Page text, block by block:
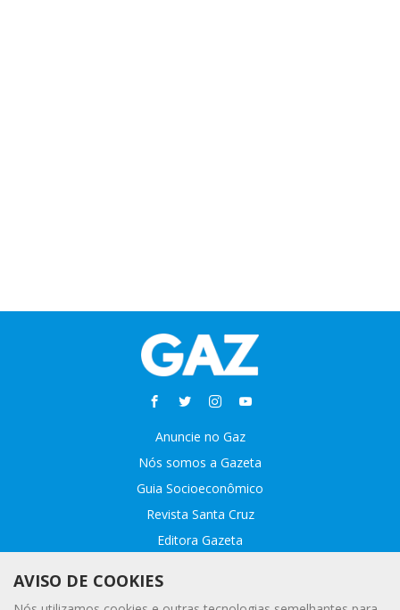
Anuncie no Gaz
Nós somos a Gazeta
Guia Socioeconômico
Revista Santa Cruz
Editora Gazeta
Fale conosco
AVISO DE COOKIES